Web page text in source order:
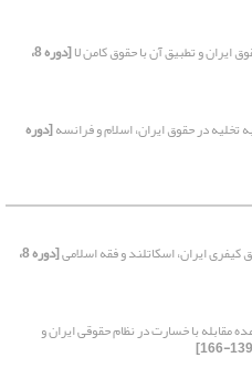
ایران و تطبیق آن با حقوق کامن لا [دوره 8،
در حقوق ایران، اسلام و فرانسه[دوره
ایران، اسکاتلند و فقه اسلامی [دوره 8،
مقابله با خسارت در نظام حقوقی ایران و